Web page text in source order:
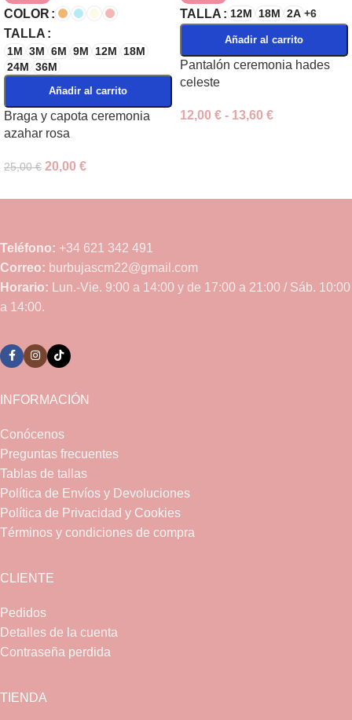
COLOR
TALLA
1M 3M 6M 9M 12M
18M
24M 36M
Añadir al carrito
Braga y capota ceremonia
azahar rosa
25,00€ 20,00 €
TALLA 12M 18M 2A +6
Añadir al carrito
Pantalón ceremonia hades
celeste
12,00 € - 13,60 €
Teléfono: +34 621 342 491
Correo: burbujascm22@gmail.com
Horario: Lun.-Vie. 9:00 a 14:00 y de 17:00 a 21:00 / Sáb. 10:00
a 14:00.
INFORMACIÓN
Conócenos
Preguntas frecuentes
Tablas de tallas
Política de Envíos y Devoluciones
Política de Privacidad y Cookies
Términos y condiciones de compra
CLIENTE
Pedidos
Detalles de la cuenta
Contraseña perdida
TIENDA